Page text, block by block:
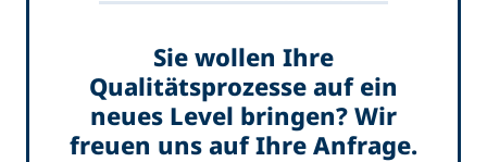
Sie wollen Ihre
Qualitätsprozesse auf ein
neues Level bringen? Wir
freuen uns auf Ihre Anfrage.